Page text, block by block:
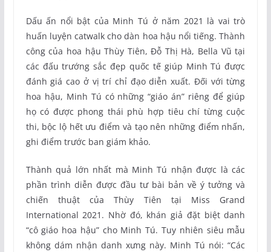
Dấu ấn nổi bật của Minh Tú ở năm 2021 là vai trò
huấn luyện catwalk cho dàn hoa hậu nổi tiếng. Thành
công của hoa hậu Thùy Tiên, Đỗ Thị Hà, Bella Vũ tại
các đấu trướng sắc đẹp quốc tế giúp Minh Tú được
đánh giá cao ở vị trí chỉ đạo diễn xuất. Đối với từng
hoa hậu, Minh Tú có những “giáo án” riêng để giúp
họ có được phong thái phù hợp tiêu chí từng cuộc
thi, bộc lộ hết ưu điểm và tạo nên những điểm nhấn,
ghi điểm trước ban giám khảo.
Thành quả lớn nhất mà Minh Tú nhận được là các
phần trình diễn được đầu tư bài bản về ý tưởng và
chiến thuật của Thùy Tiên tại Miss Grand
International 2021. Nhờ đó, khán giả đặt biệt danh
“cô giáo hoa hậu” cho Minh Tú. Tuy nhiên siêu mẫu
không dám nhận danh xưng này. Minh Tú nói: “Các